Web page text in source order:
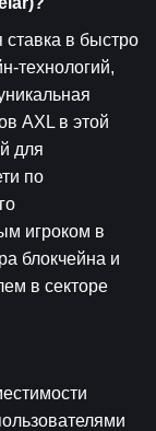
ставка в быстро
технологий,
AXL в этой
для
по
игроком в
блокчейна и
в секторе